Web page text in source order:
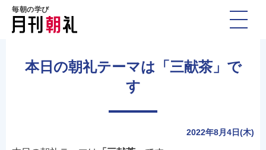
毎朝の学び
本日の朝礼テーマは「三献茶」で
す
2022年8月4日(木)